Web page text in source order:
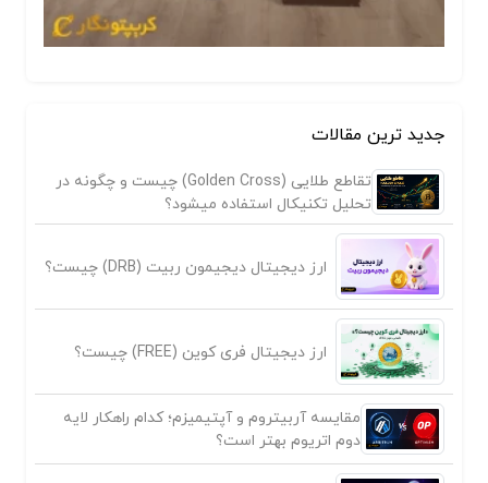
جدید ترین مقالات
تقاطع طلایی (Golden Cross) چیست و چگونه در
تحلیل تکنیکال استفاده میشود؟
ارز دیجیتال دیجیمون ربیت (DRB) چیست؟
ارز دیجیتال فری کوین (FREE) چیست؟
مقایسه آربیتروم و آپتیمیزم؛ کدام راهکار لایه
دوم اتریوم بهتر است؟